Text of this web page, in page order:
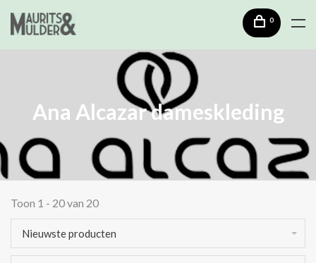
0
Ana Alcazar dameskleding
Toon 1 - 20 van 20
Nieuwste producten